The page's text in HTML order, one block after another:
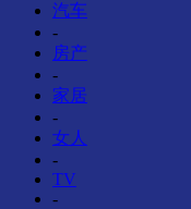
汽车
-
房产
-
家居
-
女人
-
TV
-